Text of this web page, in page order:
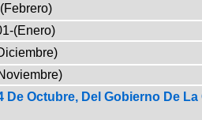
(Enero)
De Octubre, Del Gobierno De